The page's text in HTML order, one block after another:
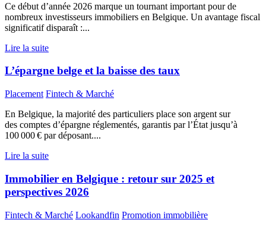
Ce début d’année 2026 marque un tournant important pour de
nombreux investisseurs immobiliers en Belgique. Un avantage fiscal
significatif disparaît :...
Lire la suite
L’épargne belge et la baisse des taux
Placement Fintech & Marché
En Belgique, la majorité des particuliers place son argent sur
des comptes d’épargne réglementés, garantis par l’État jusqu’à
100 000 € par déposant....
Lire la suite
Immobilier en Belgique : retour sur 2025 et
perspectives 2026
Fintech & Marché Lookandfin Promotion immobilière